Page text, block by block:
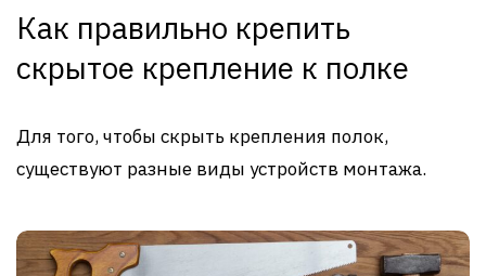
Как правильно крепить
скрытое крепление к полке
Для того, чтобы скрыть крепления полок,
существуют разные виды устройств монтажа.